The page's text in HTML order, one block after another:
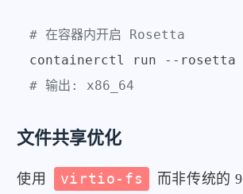
# 在容器内开启 Rosetta
containerctl run --rosetta
# 输出: x86_64
文件共享优化
使用 virtio-fs
而非传统的